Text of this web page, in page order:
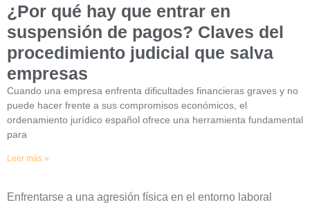
¿Por qué hay que entrar en
suspensión de pagos? Claves del
procedimiento judicial que salva
empresas
Cuando una empresa enfrenta dificultades financieras graves y no
puede hacer frente a sus compromisos económicos, el
ordenamiento jurídico español ofrece una herramienta fundamental
para
Leer más »
Enfrentarse a una agresión física en el entorno laboral